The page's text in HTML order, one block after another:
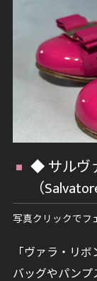
◆ サルヴ
（
写真クリックでフ
「ヴァラ・リ
バッグやパン